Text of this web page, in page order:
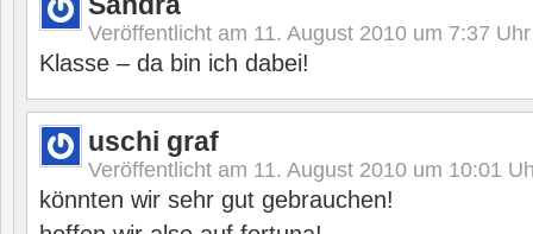
Veröffentlicht am 11. August 2010 um 7:37 Uhr
Klasse – da bin ich dabei!
uschi graf
Veröffentlicht am 11. August 2010 um 10:01
könnten wir sehr gut gebrauchen!